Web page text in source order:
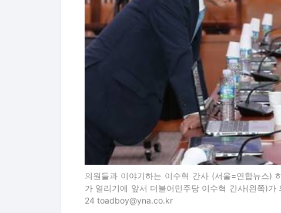
의원들과 이야기하는 이수혁 간사 (서울=연합뉴스)
가 열리기에 앞서 더불어민주당 이수혁 간사(왼쪽)
24 toadboy@yna.co.kr